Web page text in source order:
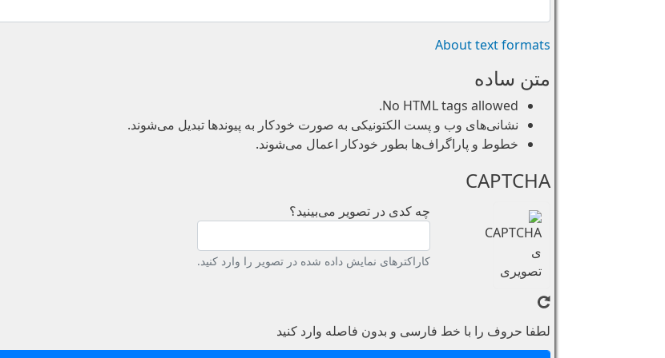
About text formats
متن ساده
No HTML tags allowed.
نشانی‌های وب و پست الکتونیکی به صورت خودکار به پیوند‌ها تبدیل می‌شوند.
خطوط و پاراگراف‌ها بطور خودکار اعمال می‌شوند.
CAPTCHA
چه کدی در تصویر می‌بینید؟
کاراکترهای نمایش داده شده در تصویر را وارد کنید.
لطفا حروف را با خط فارسی و بدون فاصله وارد کنید